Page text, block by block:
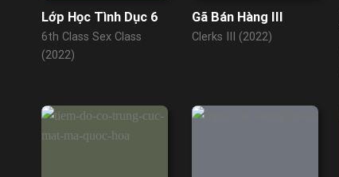
Lớp Học Tình Dục 6
6th Class Sex Class
(2022)
Gã Bán Hàng III
Clerks III (2022)